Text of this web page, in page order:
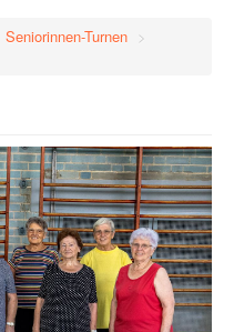
Seniorinnen-Turnen >